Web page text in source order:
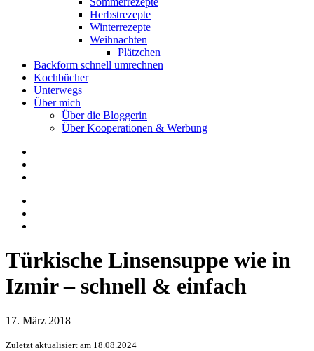
Herbstrezepte
Winterrezepte
Weihnachten
Plätzchen
Backform schnell umrechnen
Kochbücher
Unterwegs
Über mich
Über die Bloggerin
Über Kooperationen & Werbung
Türkische Linsensuppe wie in
Izmir – schnell & einfach
17. März 2018
Zuletzt aktualisiert am 18.08.2024